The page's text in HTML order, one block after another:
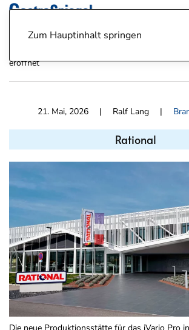
Zum Hauptinhalt springen
eröffnet
21. Mai, 2026 | Ralf Lang |
Rational